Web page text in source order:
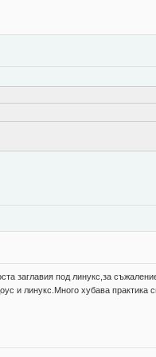
заглавия под линукс,за
и линукс.Много хубава практика